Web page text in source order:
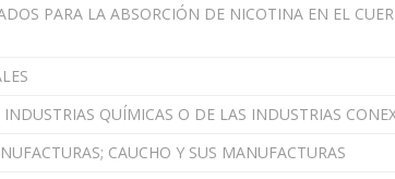
PARA LA ABSORCIÓN DE NICOTINA EN EL
QUÍMICAS O DE LAS INDUSTRIAS
CAUCHO Y SUS MANUFACTURAS